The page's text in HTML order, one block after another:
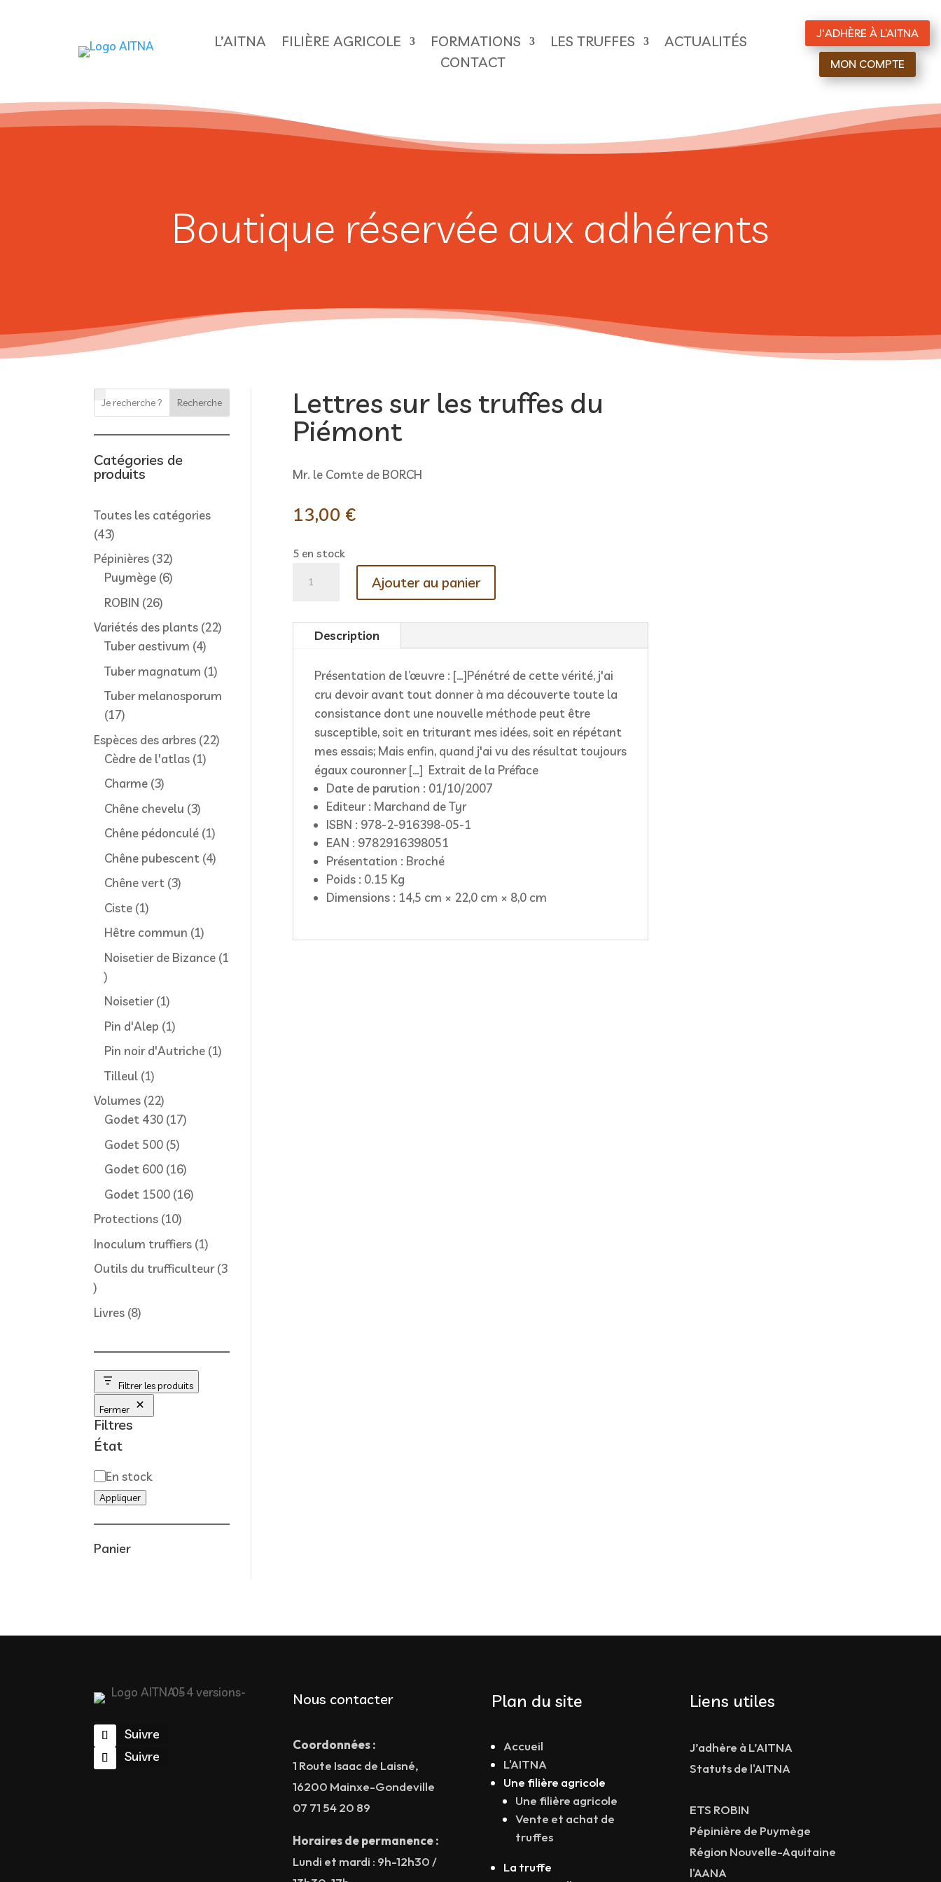
L’AITNA FILIÈRE AGRICOLE FORMATIONS LES TRUFFES
ACTUALITÉS
CONTACT
J'ADHÈRE À L’AITNA
MON COMPTE
Boutique réservée aux adhérents
Recherche
Catégories de
produits
Toutes les catégories
4343
produits
Pépinières 3232
produits
Puymège 66
ROBIN 2626
produits
Variétés des plants 2222
Tuber aestivum 44
produits
Tuber magnatum 11
Tuber melanosporum
1717
produits
Espèces des arbres 2222
Cèdre de l'atlas 11
Charme 33
produits
Chêne chevelu 33
produits
Chêne pédonculé 11
produit
Chêne pubescent 44
Chêne vert 33
Ciste 11
Hêtre commun 11
produit
Noisetier de Bizance 1
1
produit
Noisetier 11
produit
Pin d'Alep 11
produit
Pin noir d'Autriche 11
Tilleul 11
produit
Volumes 2222
produits
Godet 430 1717
Godet 500 55
produits
Godet 600 1616
produits
Godet 1500 1616
Protections 1010
produits
Inoculum truffiers 11
produit
Outils du trufficulteur 3
3
produits
Livres 88
Filtrer les produits
Fermer
Filtres
État
Disponibilité
En stock
Appliquer
Panier
Lettres sur les truffes du
Piémont
Mr. le Comte de BORCH
13,00 €
5 en stock
Ajouter au panier
Description
Présentation de l’œuvre : […]Pénétré de cette vérité, j'ai
cru devoir avant tout donner à ma découverte toute la
consistance dont une nouvelle méthode peut être
susceptible, soit en triturant mes idées, soit en répétant
mes essais; Mais enfin, quand j'ai vu des résultat toujours
égaux couronner […] Extrait de la Préface
Date de parution : 01/10/2007
Editeur : Marchand de Tyr
ISBN : 978-2-916398-05-1
EAN : 9782916398051
Présentation : Broché
Poids : 0.15 Kg
Dimensions : 14,5 cm × 22,0 cm × 8,0 cm
Suivre
Suivre
Nous contacter
Coordonnées :
1 Route Isaac de Laisné,
16200 Mainxe-Gondeville
07 71 54 20 89
Horaires de permanence :
Lundi et mardi : 9h-12h30 /
Plan du site
Accueil
L'AITNA
Une filière agricole
Une filière agricole
Vente et achat de
truffes
La truffe
Liens utiles
J’adhère à L’AITNA
Statuts de l'AITNA
ETS ROBIN
Pépinière de Puymège
Région Nouvelle-Aquitaine
l'AANA